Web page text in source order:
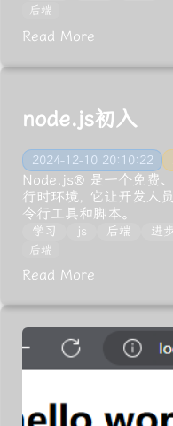
后端
Read More
node.js初入
2024-12-10 20:10:22
Node.js® 是一个免费
行时环境, 它让开发人
令行工具和脚本。
学习 js 后端 进步
后端
Read More